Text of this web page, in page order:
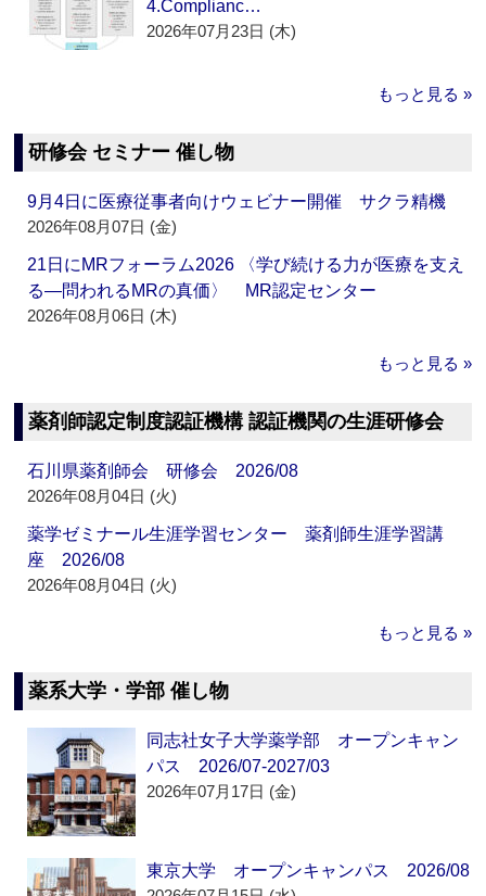
4.Complianc…
2026年07月23日 (木)
もっと見る »
研修会 セミナー 催し物
9月4日に医療従事者向けウェビナー開催 サクラ精機
2026年08月07日 (金)
21日にMRフォーラム2026 〈学び続ける力が医療を支え
る―問われるMRの真価〉 MR認定センター
2026年08月06日 (木)
もっと見る »
薬剤師認定制度認証機構 認証機関の生涯研修会
石川県薬剤師会 研修会 2026/08
2026年08月04日 (火)
薬学ゼミナール生涯学習センター 薬剤師生涯学習講
座 2026/08
2026年08月04日 (火)
もっと見る »
薬系大学・学部 催し物
同志社女子大学薬学部 オープンキャン
パス 2026/07-2027/03
2026年07月17日 (金)
東京大学 オープンキャンパス 2026/08